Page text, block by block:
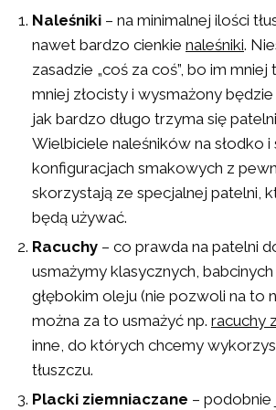
Naleśniki – na minimalnej ilości
nawet bardzo cienkie naleśniki.
zasadzie „coś za coś”, bo im mniej
mniej złocisty i wysmażony
jak bardzo długo trzyma się
Wielbiciele naleśników na słodko i
konfiguracjach smakowych z
skorzystają ze specjalnej patelni,
będą używać.
Racuchy – co prawda na patelni
usmażymy klasycznych,
głębokim oleju (nie pozwoli na to
można za to usmażyć np. racuchy
inne, do których chcemy
tłuszczu.
Placki ziemniaczane – podobnie